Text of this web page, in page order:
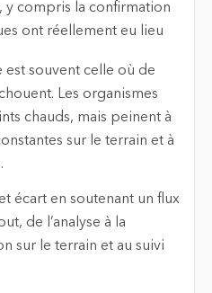
y compris la confirmation
ont réellement eu lieu
est souvent celle où de
Les organismes
chauds, mais peinent à
sur le terrain et à
écart en soutenant un flux
de l’analyse à la
sur le terrain et au suivi